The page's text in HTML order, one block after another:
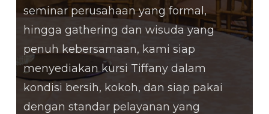
seminar perusahaan yang formal,
hingga gathering dan wisuda yang
penuh kebersamaan, kami siap
menyediakan kursi Tiffany dalam
kondisi bersih, kokoh, dan siap pakai
dengan standar pelayanan yang